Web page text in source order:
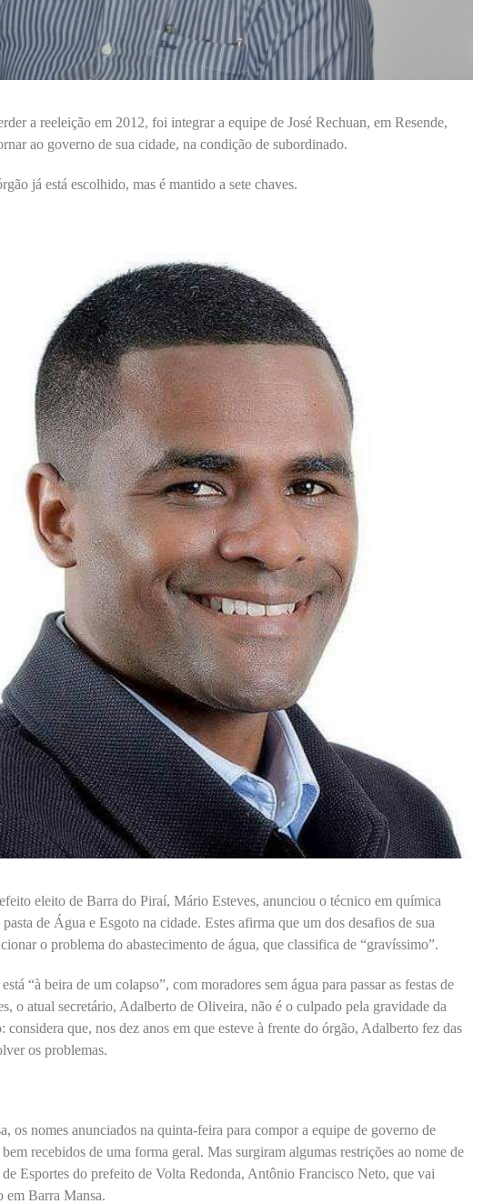
a reeleição em 2012, foi integrar a equipe de José Rechuan, em Resende,
ao governo de sua cidade, na condição de subordinado.
já está escolhido, mas é mantido a sete chaves.
eleito de Barra do Piraí, Mário Esteves, anunciou o técnico em química
de Água e Esgoto na cidade. Estes afirma que um dos desafios de sua
o problema do abastecimento de água, que classifica de “gravíssimo”.
“à beira de um colapso”, com moradores sem água para passar as festas de
o atual secretário, Adalberto de Oliveira, não é o culpado pela gravidade da
considera que, nos dez anos em que esteve à frente do órgão, Adalberto fez das
os problemas.
os nomes anunciados na quinta-feira para compor a equipe de governo de
recebidos de uma forma geral. Mas surgiram algumas restrições ao nome de
Esportes do prefeito de Volta Redonda, Antônio Francisco Neto, que vai
em Barra Mansa.